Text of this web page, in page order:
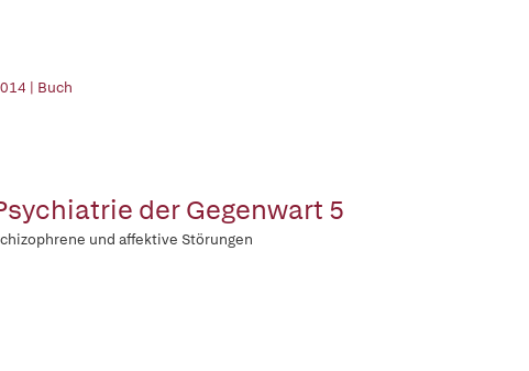
| Buch
der Gegenwart 5
und affektive Störungen